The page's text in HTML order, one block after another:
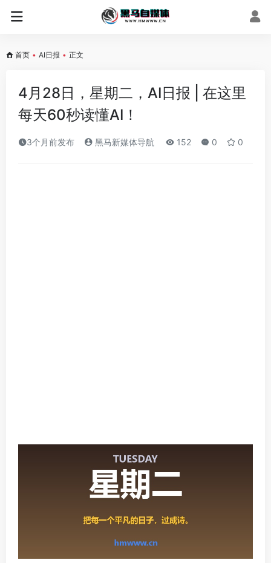
首页 • AI日报 • 正文
4月28日，星期二，AI日报 | 在这里
每天60秒读懂AI！
3个月前发布 黑马新媒体导航 152 0 0